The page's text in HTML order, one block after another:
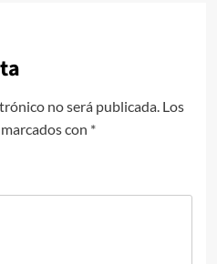
no será publicada. Los
con *